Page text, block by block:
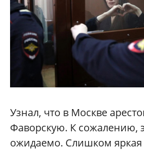
Узнал, что в Москве
Фаворскую. К сожалению,
ожидаемо. Слишком яркая